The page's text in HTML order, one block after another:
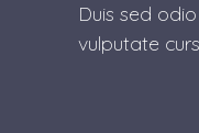
Duis sed
vulputate